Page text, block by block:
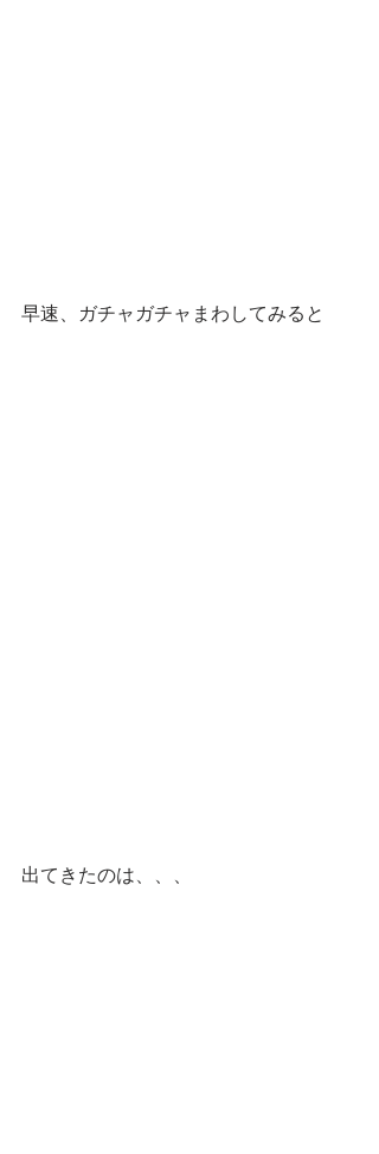
早速、ガチャガチャまわしてみると
出てきたのは、、、